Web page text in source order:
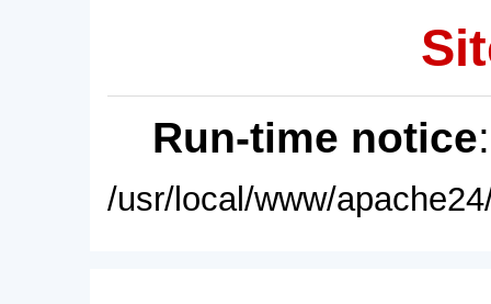
Run-time notice
/usr/local/www/